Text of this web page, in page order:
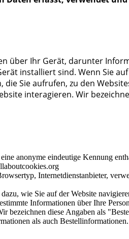
über Ihr Gerät, darunter
installiert sind. Wenn Sie
Sie aufrufen, zu den
interagieren. Wir
anonyme eindeutige Kennung
Internetdienstanbieter,
wie Sie auf der Website
Informationen über Ihre
bezeichnen diese Angaben als
als auch Bestellinformationen.